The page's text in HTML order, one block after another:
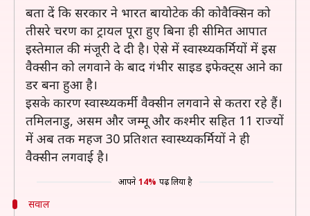
बता दें कि सरकार ने भारत बायोटेक की कोवैक्सिन को
तीसरे चरण का ट्रायल पूरा हुए बिना ही सीमित आपात
इस्तेमाल की मंजूरी दे दी है। ऐसे में स्वास्थ्यकर्मियों में इस
वैक्सीन को लगवाने के बाद गंभीर साइड इफेक्ट्स आने का
डर बना हुआ है।
इसके कारण स्वास्थ्यकर्मी वैक्सीन लगवाने से कतरा रहे हैं।
तमिलनाडु, असम और जम्मू और कश्मीर सहित 11 राज्यों
में अब तक महज 30 प्रतिशत स्वास्थ्यकर्मियों ने ही
वैक्सीन लगवाई है।
आपने 14% पढ़ लिया है
सवाल